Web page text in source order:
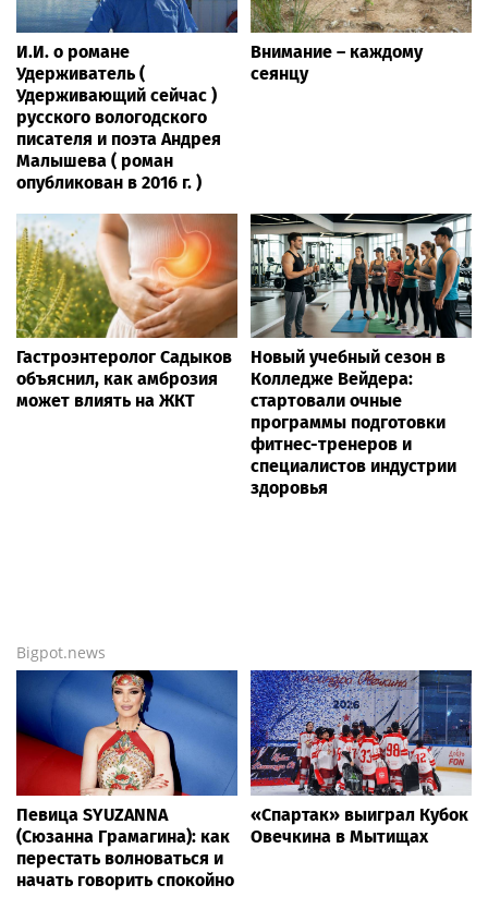
И.И. о романе
Удерживатель (
Удерживающий сейчас )
русского вологодского
писателя и поэта Андрея
Малышева ( роман
опубликован в 2016 г. )
Внимание – каждому
сеянцу
Гастроэнтеролог Садыков
объяснил, как амброзия
может влиять на ЖКТ
Новый учебный сезон в
Колледже Вейдера:
стартовали очные
программы подготовки
фитнес-тренеров и
специалистов индустрии
здоровья
Bigpot.news
Певица SYUZANNA
(Сюзанна Грамагина): как
перестать волноваться и
начать говорить спокойно
«Спартак» выиграл Кубок
Овечкина в Мытищах